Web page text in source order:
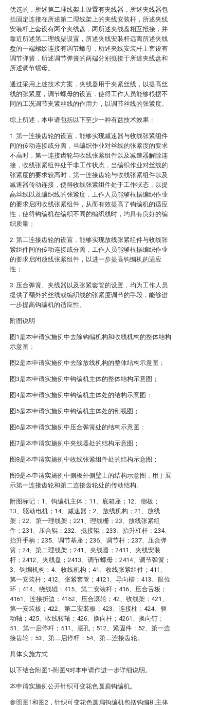
优选的，所述第二理线架上设置有夹线器，所述夹线器包
括固定连接在所述第二理线架上的夹线安装杆，所述夹线
安装杆上套设有两个夹线盘，两所述夹线盘相互抵接，并
靠近所述第二理线架设置，所述夹线安装杆远离所述夹线
盘的一端螺纹连接有调节螺母，所述夹线安装杆上套设有
调节弹簧，所述调节弹簧的两端分别抵接于所述夹线盘和
所述调节螺母。
通过采用上述技术方案，夹线器用于夹紧丝线，以提高丝
线的张紧度，调节螺母的设置，使得工作人员能够根据不
同的工况调节夹紧丝线的作用力，以调节丝线的张紧度。
综上所述，本申请包括以下至少一种有益技术效果：
1. 第一连接齿轮的设置，能够实现减速器与收线张紧组件
间的传动连接或分离，当编织作业对丝线的张紧度的要求
不高时，第一连接齿轮与收线张紧组件以及减速器解除连
接，收线张紧组件处于非工作状态，当编织作业对丝线的
张紧度的要求较高时，第一连接齿轮与收线张紧组件以及
减速器传动连接，使得收线张紧组件处于工作状态，以提
高丝线以及编织线的张紧度，工作人员能够根据编织作业
的要求启闭收线张紧组件，从而有效提高了钩编机的适应
性，使得钩编机在编织不同的编织线时，均具有良好的编
织质量；
2. 第二连接齿轮的设置，能够实现放线张紧组件与收线张
紧组件间的传动连接或分离，工作人员能够根据编织作业
的要求启闭放线张紧组件，以进一步提高钩编机的适应
性；
3. 压合弹簧、夹线器以及张紧套管的设置，均为工作人员
提供了额外的丝线或编织线的张紧度调节的手段，能够进
一步提高钩编机的适应性。
附图说明
图1是本申请实施例中去除钩编机构和收线机构的整体结构
示意图；
图2是本申请实施例中去除放线机构的整体结构示意图；
图3是本申请实施例中钩编机主体的整体结构示意图；
图4是本申请实施例中钩编机主体处的结构示意图；
图5是本申请实施例中钩编机主体处的剖视图；
图6是本申请实施例中压合弹簧处的结构示意图；
图7是本申请实施例中夹线器处的结构示意图；
图8是本申请实施例中收线张紧组件处的结构示意图；
图9是本申请实施例中侧板外侧壁上的结构示意图，用于展
示第一连接齿轮和第二连接齿轮处的传动结构。
附图标记：1、钩编机主体；11、底箱座；12、侧板；
13、驱动电机；14、减速器；2、放线机构；21、放线
架；22、第一理线架；221、理线栅；23、放线张紧组
件；231、压合辊；232、抵接辊；233、抬升杠杆；234、
抬升手柄；235、调节基座；236、调节杆；237、压合弹
簧；24、第二理线架；241、夹线器；2411、夹线安装
杆；2412、夹线盘；2413、调节螺母；2414、调节弹簧；
3、钩编机构；4、收线机构；41、收线张紧组件；411、
第一安装杆；412、张紧套管；4121、导向槽；413、限位
环；414、绕线辊；415、第二安装杆；416、压合舌板；
4161、连接折边；4162、压合滚轮；42、收线架；421、
第一安装板；422、第二安装板；423、连接柱；424、驱
动轴；425、收线转轴；426、换向杆；4261、换向钉；
51、第一启停杆；511、腰孔；512、紧固件；52、第一连
接齿轮；53、第二启停杆；54、第二连接齿轮。
具体实施方式
以下结合附图1-附图9对本申请作进一步详细说明。
本申请实施例公开针织可变花色圆扁钩编机。
参照图1和图2，针织可变花色圆扁钩编机包括钩编机主体